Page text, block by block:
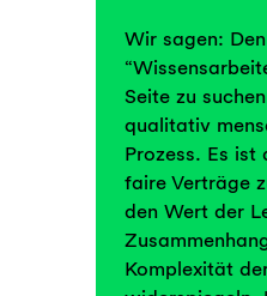
Wir sagen:
Seite zu
qualitativ
Prozess. Es ist
faire Verträge
den Wert der
Komplexität